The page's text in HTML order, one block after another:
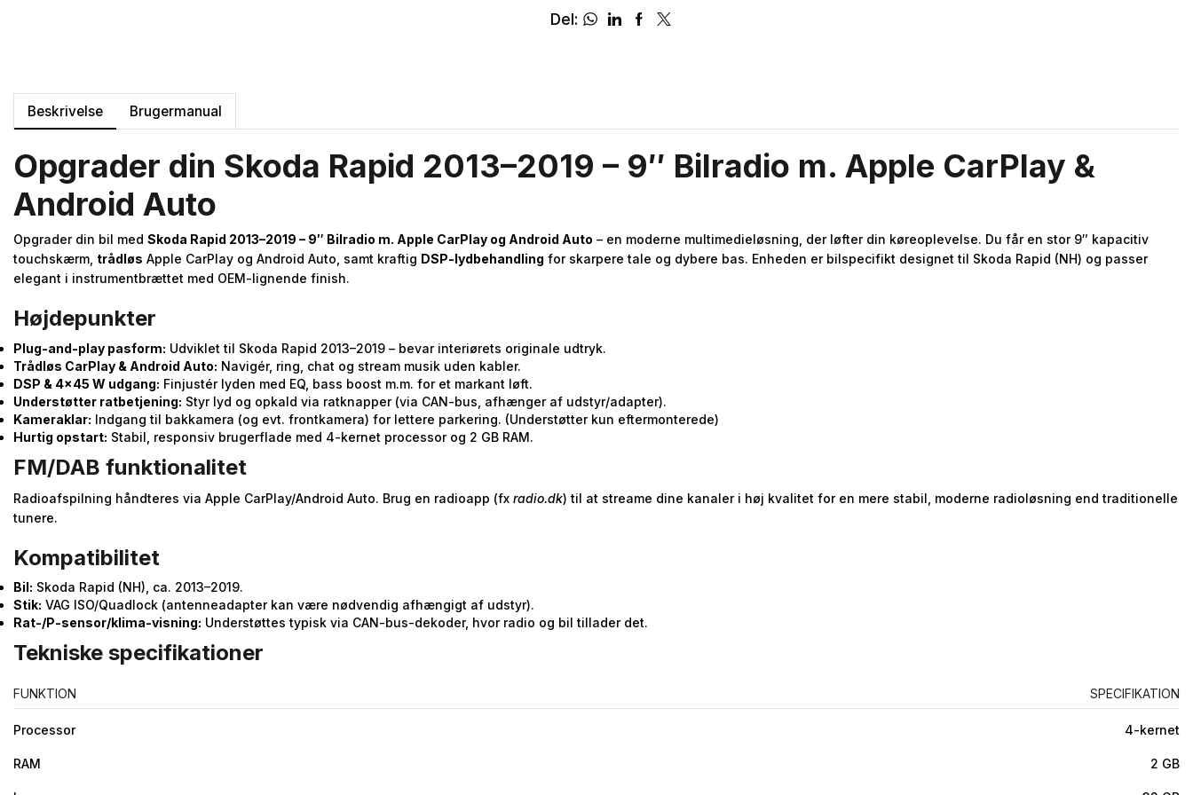
Del:
Beskrivelse Brugermanual
Opgrader din Skoda Rapid 2013–2019 – 9″ Bilradio m. Apple CarPlay &
Android Auto
Opgrader din bil med Skoda Rapid 2013–2019 – 9″ Bilradio m. Apple CarPlay og Android Auto – en moderne multimedieløsning, der løfter din køreoplevelse. Du får en stor 9″ kapacitiv
touchskærm, trådløs Apple CarPlay og Android Auto, samt kraftig DSP-lydbehandling for skarpere tale og dybere bas. Enheden er bilspecifikt designet til Skoda Rapid (NH) og passer
elegant i instrumentbrættet med OEM-lignende finish.
Højdepunkter
Plug-and-play pasform: Udviklet til Skoda Rapid 2013–2019 – bevar interiørets originale udtryk.
Trådløs CarPlay & Android Auto: Navigér, ring, chat og stream musik uden kabler.
DSP & 4×45 W udgang: Finjustér lyden med EQ, bass boost m.m. for et markant løft.
Understøtter ratbetjening: Styr lyd og opkald via ratknapper (via CAN-bus, afhænger af udstyr/adapter).
Kameraklar: Indgang til bakkamera (og evt. frontkamera) for lettere parkering. (Understøtter kun eftermonterede)
Hurtig opstart: Stabil, responsiv brugerflade med 4-kernet processor og 2 GB RAM.
FM/DAB funktionalitet
Radioafspilning håndteres via Apple CarPlay/Android Auto. Brug en radioapp (fx radio.dk) til at streame dine kanaler i høj kvalitet for en mere stabil, moderne radioløsning end traditionelle
tunere.
Kompatibilitet
Bil: Skoda Rapid (NH), ca. 2013–2019.
Stik: VAG ISO/Quadlock (antenneadapter kan være nødvendig afhængigt af udstyr).
Rat-/P-sensor/klima-visning: Understøttes typisk via CAN-bus-dekoder, hvor radio og bil tillader det.
Tekniske specifikationer
FUNKTION SPECIFIKATION
Processor 4-kernet
RAM 2 GB